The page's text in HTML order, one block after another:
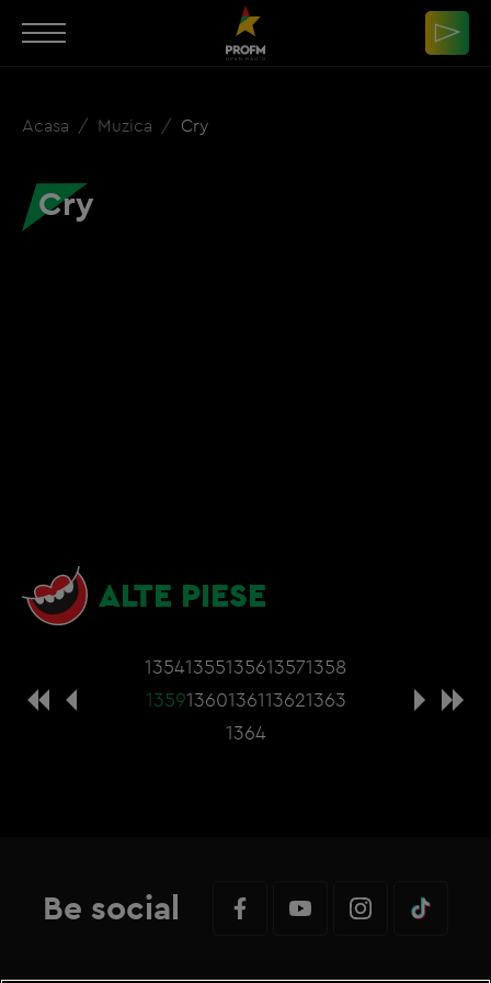
Acasa Muzica Cry
Cry
ALTE PIESE
13541355135613571358
13591360136113621363
1364
Be social